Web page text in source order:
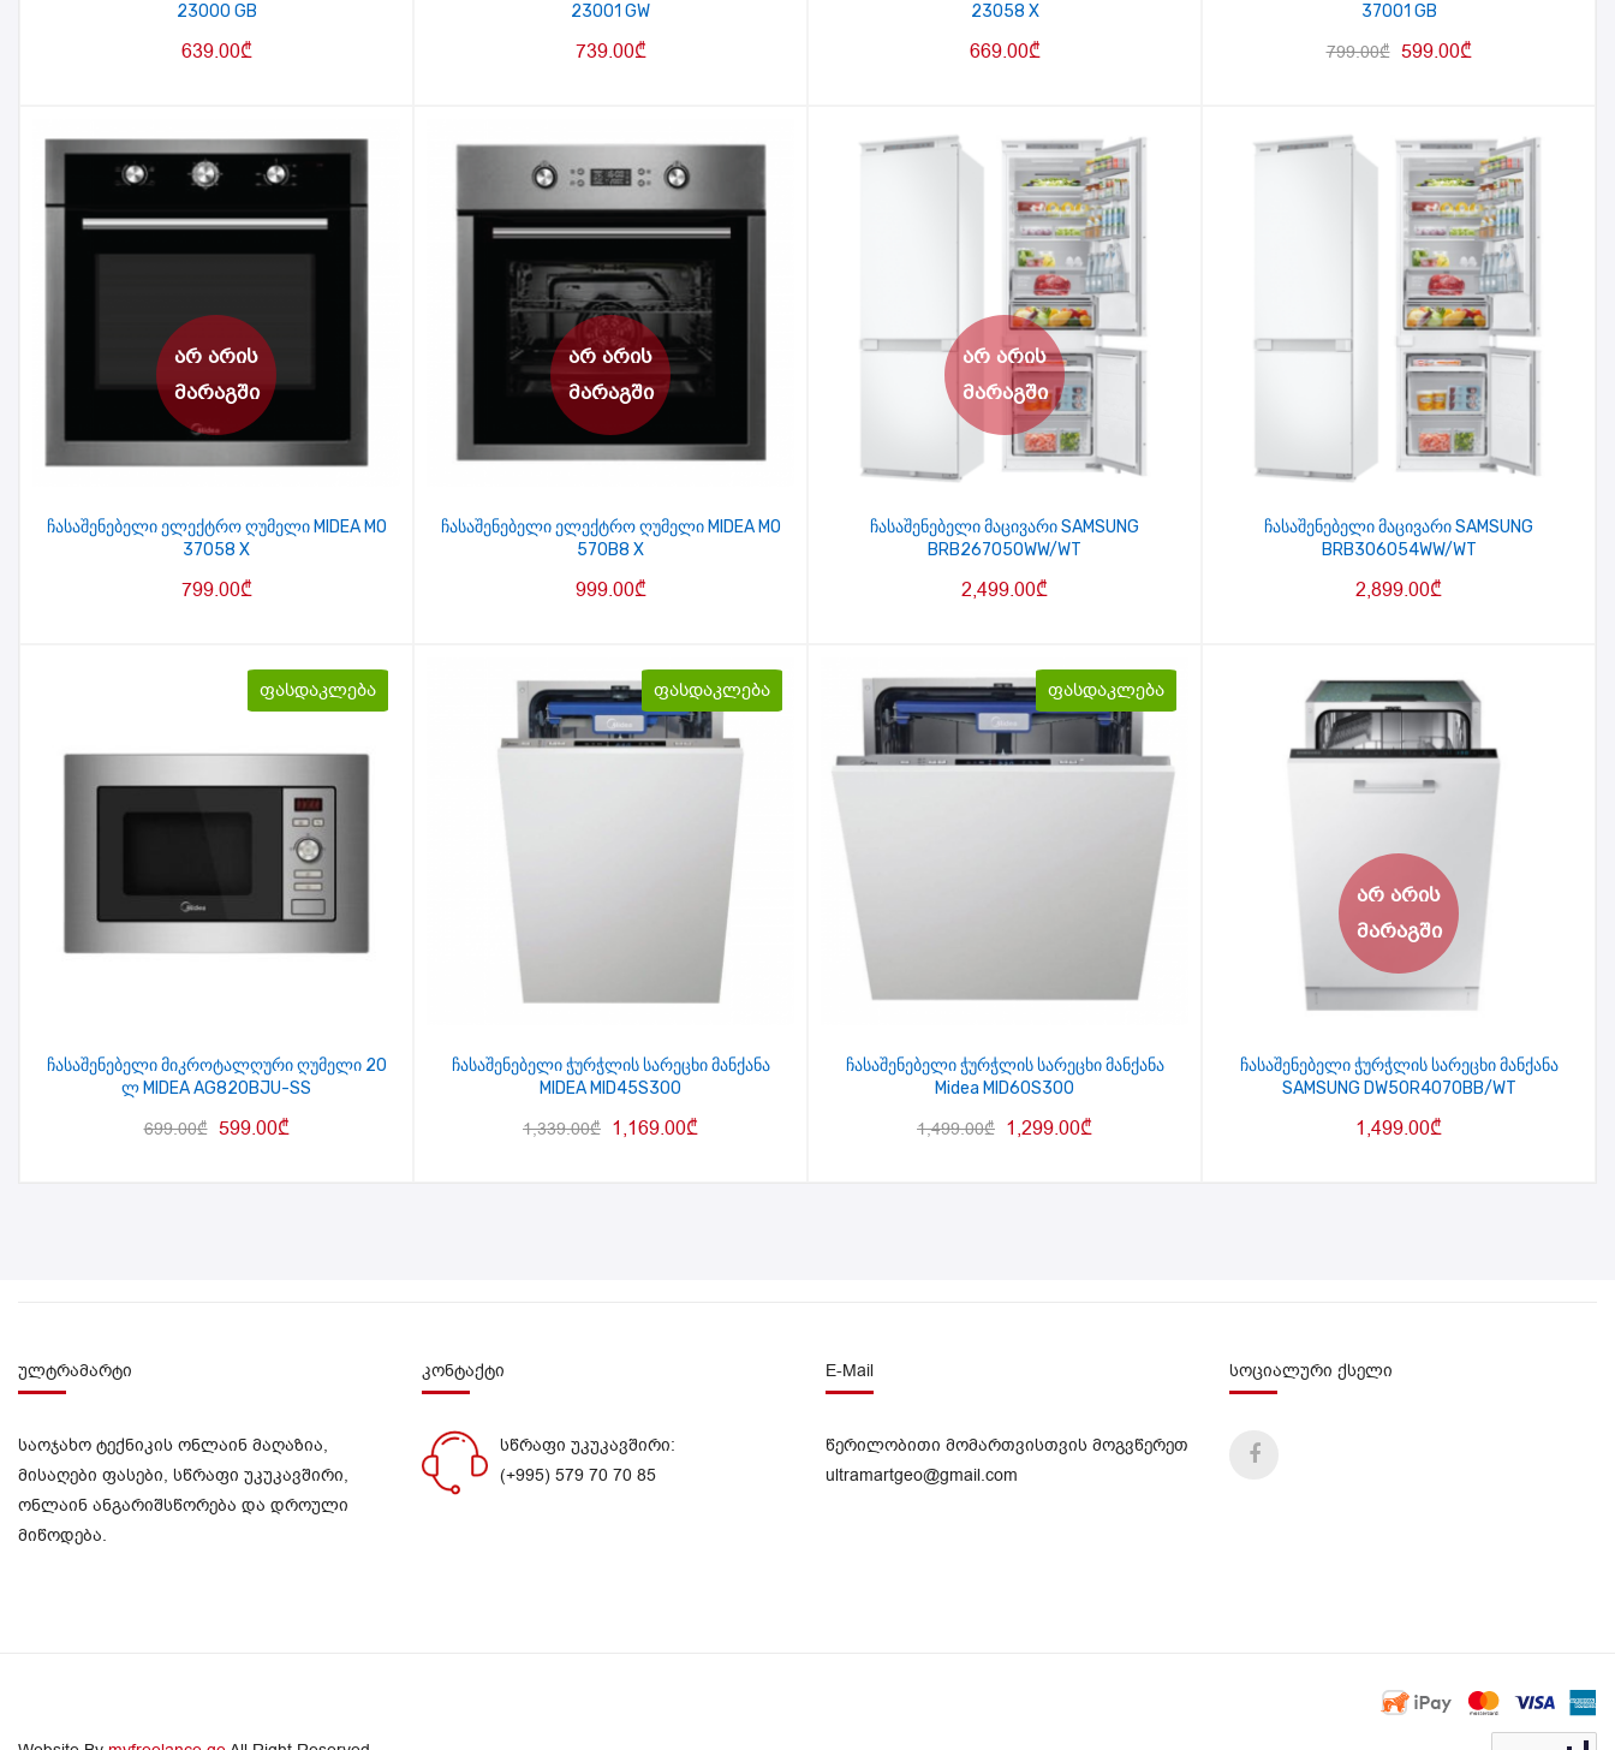
23000 GB
639.00₾
23001 GW
739.00₾
23058 X
669.00₾
37001 GB
799.00₾ 599.00₾
ჩასაშენებელი ელექტრო ღუმელი MIDEA MO
37058 X
799.00₾
ჩასაშენებელი ელექტრო ღუმელი MIDEA MO
570B8 X
999.00₾
ჩასაშენებელი მაცივარი SAMSUNG
BRB267050WW/WT
2,499.00₾
ჩასაშენებელი მაცივარი SAMSUNG
BRB306054WW/WT
2,899.00₾
ფასდაკლება
ჩასაშენებელი მიკროტალღური ღუმელი 20
ლ MIDEA AG820BJU-SS
699.00₾ 599.00₾
ფასდაკლება
ჩასაშენებელი ჭურჭლის სარეცხი მანქანა
MIDEA MID45S300
1,339.00₾ 1,169.00₾
ფასდაკლება
ჩასაშენებელი ჭურჭლის სარეცხი მანქანა
Midea MID60S300
1,499.00₾ 1,299.00₾
ჩასაშენებელი ჭურჭლის სარეცხი მანქანა
SAMSUNG DW50R4070BB/WT
1,499.00₾
ულტრამარტი
საოჯახო ტექნიკის ონლაინ მაღაზია,
მისაღები ფასები, სწრაფი უკუკავშირი,
ონლაინ ანგარიშსწორება და დროული
მიწოდება.
კონტაქტი
სწრაფი უკუკავშირი:
(+995) 579 70 70 85
E-Mail
წერილობითი მომართვისთვის მოგვწერეთ
ultramartgeo@gmail.com
სოციალური ქსელი